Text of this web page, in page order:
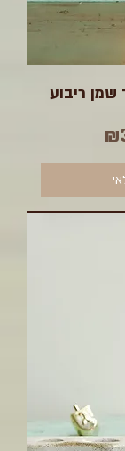
שמן ריבוע